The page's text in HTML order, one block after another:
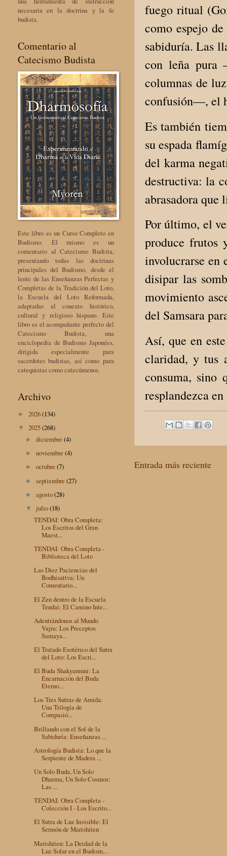
fuego ritual
como espejo
sabiduría. Las
con leña pura
columnas de
confusión—, el
Es también
su espada
del karma
destructiva: la
abrasadora que
Por último, el
produce frutos
involucrarse en
disipar las
movimiento
del Samsara
Así, que en
claridad, y tus
consuma, sino
resplandezca
Entrada más reciente
necesaria en la doctrina y la fe
budista.
Comentario al
Catecismo Budista
Este libro es un Curso Completo en
Budismo. El mismo es un
comentario al Catecismo Budista,
presentando todas las doctrinas
principales del Budismo, desde el
lente de las Enseñanzas Perfectas y
Completas de la Tradición del Loto,
la Escuela del Loto Reformada,
adaptadas al conexto histórico,
cultural y religioso hispano. Este
libro es el acompañante perfecto del
Catecismo Budista, una
enciclopedia de Budismo Japonées,
dirigida especialmente para
sacerdotes budistas, así como para
catequistas como catecúmenos.
Archivo
► 2026(134)
▼ 2025(268)
►diciembre(4)
►noviembre(4)
►octubre(7)
►septiembre(27)
►agosto(28)
▼ julio(18)
TENDAI: Obra Completa:
Los Escritos del Gran
Maest...
TENDAI: Obra Completa -
Biblioteca del Loto
Las Diez Paciencias del
Bodhisattva: Un
Comentario...
El Zen dentro de la Escuela
Tendai: El Camino Inte...
Adentrándonos al Mundo
Vajra: Los Preceptos
Samaya...
El Tratado Esotérico del Sutra
del Loto: Los Escri...
El Buda Shakyamuni: La
Encarnación del Buda
Eterno...
Los Tres Sutras de Amida:
Una Trilogía de
Compasió...
Brillando con el Sol de la
Sabiduría: Enseñanzas ...
Astrología Budista: Lo que la
Serpiente de Madera ...
Un Solo Buda, Un Solo
Dharma, Un Solo Cosmos:
Las ...
TENDAI: Obra Completa -
Colección I - Los Escrito...
El Sutra de Luz Invisible: El
Sermón de Marishiten
Marishiten: La Deidad de la
Luz Solar en el Budism...